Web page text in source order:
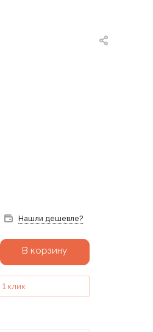
Нашли дешевле?
В корзину
1 клик